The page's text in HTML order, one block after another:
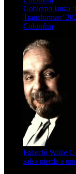
Gobierno lanza
Transforman’
Colombia
Falleció Willie
salsa pierde a